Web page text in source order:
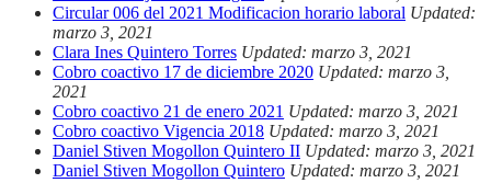
Circular 006 del 2021 Modificacion horario laboral Updated:
marzo 3, 2021
Clara Ines Quintero Torres Updated: marzo 3, 2021
Cobro coactivo 17 de diciembre 2020 Updated: marzo 3,
2021
Cobro coactivo 21 de enero 2021 Updated: marzo 3, 2021
Cobro coactivo Vigencia 2018 Updated: marzo 3, 2021
Daniel Stiven Mogollon Quintero II Updated: marzo 3, 2021
Daniel Stiven Mogollon Quintero Updated: marzo 3, 2021